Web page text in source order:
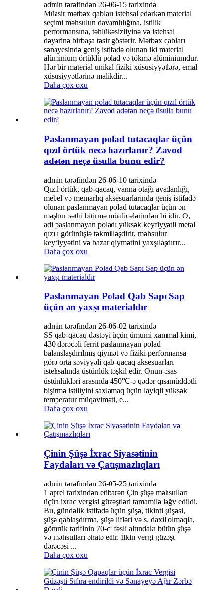
admin tərəfindən 26-06-15 tarixində
Müasir mətbəx qabları istehsal edərkən material
seçimi məhsulun davamlılığına, istilik
performansına, təhlükəsizliyinə və istehsal
dəyərinə birbaşa təsir göstərir. Mətbəx qabları
sənayesində geniş istifadə olunan iki material
alüminium örtüklü polad və tökmə alüminiumdur.
Hər bir material unikal fiziki xüsusiyyətlərə, emal
xüsusiyyətlərinə malikdir...
Daha çox oxu
Paslanmayan polad tutacaqlar üçün
qızıl örtük necə hazırlanır? Zavod
adətən neçə üsulla bunu edir?
admin tərəfindən 26-06-10 tarixində
Qızıl örtük, qab-qacaq, vanna otağı avadanlığı,
mebel və memarlıq aksesuarlarında geniş istifadə
olunan paslanmayan polad tutacaqlar üçün ən
məşhur səthi bitirmə müalicələrindən biridir. O,
adi paslanmayan poladı yüksək keyfiyyətli metal
qızılı görünüşlə təkmilləşdirir, məhsulun
keyfiyyətini və bazar qiymətini yaxşılaşdırır...
Daha çox oxu
Paslanmayan Polad Qab Sapı Sap
üçün ən yaxşı materialdır
admin tərəfindən 26-06-02 tarixində
SS qab-qacaq dəstəyi üçün ümumi xammal kimi,
430 dərəcəli ferrit paslanmayan polad
balanslaşdırılmış qiymət və fiziki performansa
görə orta səviyyəli qab-qacaq aksesuarları
istehsalında üstünlük təşkil edir. Onun əsas
üstünlükləri arasında 450℃-ə qədər qısamüddətli
bişirmə istiliyini saxlamaq üçün layiqli yüksək
temperatur müqaviməti, e...
Daha çox oxu
Çinin Şüşə İxrac Siyasətinin
Faydaları və Çatışmazlıqları
admin tərəfindən 26-05-25 tarixində
1 aprel tarixindən etibarən Çin şüşə məhsulları
üçün ixrac vergisi güzəştləri tamamilə ləğv edildi.
Bu, gündəlik istifadə üçün şüşə, tikinti şüşəsi,
şüşə qablaşdırma, şüşə lifləri və s. daxil olmaqla,
gömrük tarifinin 70-ci fəsli altındakı bütün şüşə
və məhsulları əhatə edir. İlkin vergi güzəşt
dərəcəsi ...
Daha çox oxu